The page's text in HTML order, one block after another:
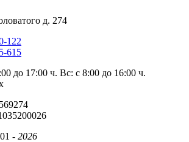
д. 274
122
615
до 17:00 ч. Вс: с 8:00 до 16:00 ч.
- 2026